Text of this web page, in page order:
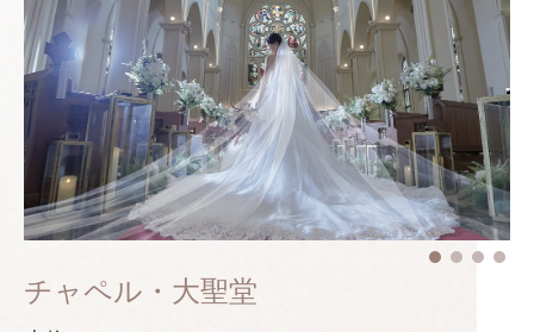
チャペル・大聖堂